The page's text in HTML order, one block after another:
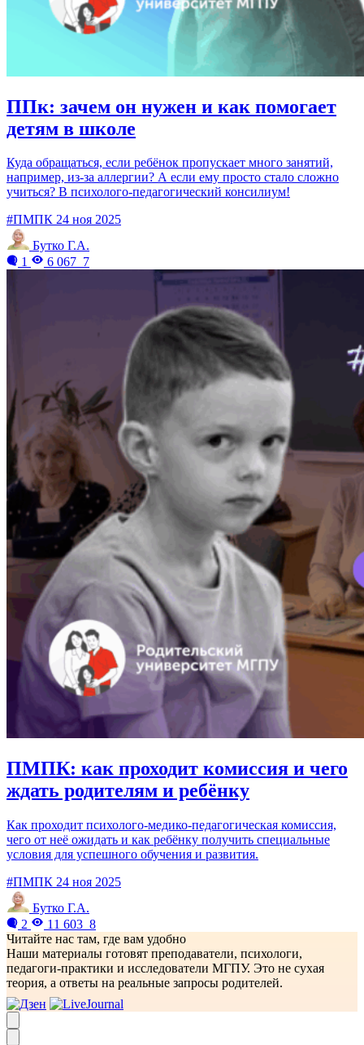
ППк: зачем он нужен и как помогает
детям в школе
Куда обращаться, если ребёнок пропускает много занятий,
например, из-за аллергии? А если ему просто стало сложно
учиться? В психолого-педагогический консилиум!
#ПМПК 24 ноя 2025
Бутко Г.А.
1
6 067 7
ПМПК: как проходит комиссия и чего
ждать родителям и ребёнку
Как проходит психолого-медико-педагогическая комиссия,
чего от неё ожидать и как ребёнку получить специальные
условия для успешного обучения и развития.
#ПМПК 24 ноя 2025
Бутко Г.А.
2
11 603 8
Читайте нас там, где вам удобно
Наши материалы готовят преподаватели, психологи,
педагоги-практики и исследователи МГПУ. Это не сухая
теория, а ответы на реальные запросы родителей.